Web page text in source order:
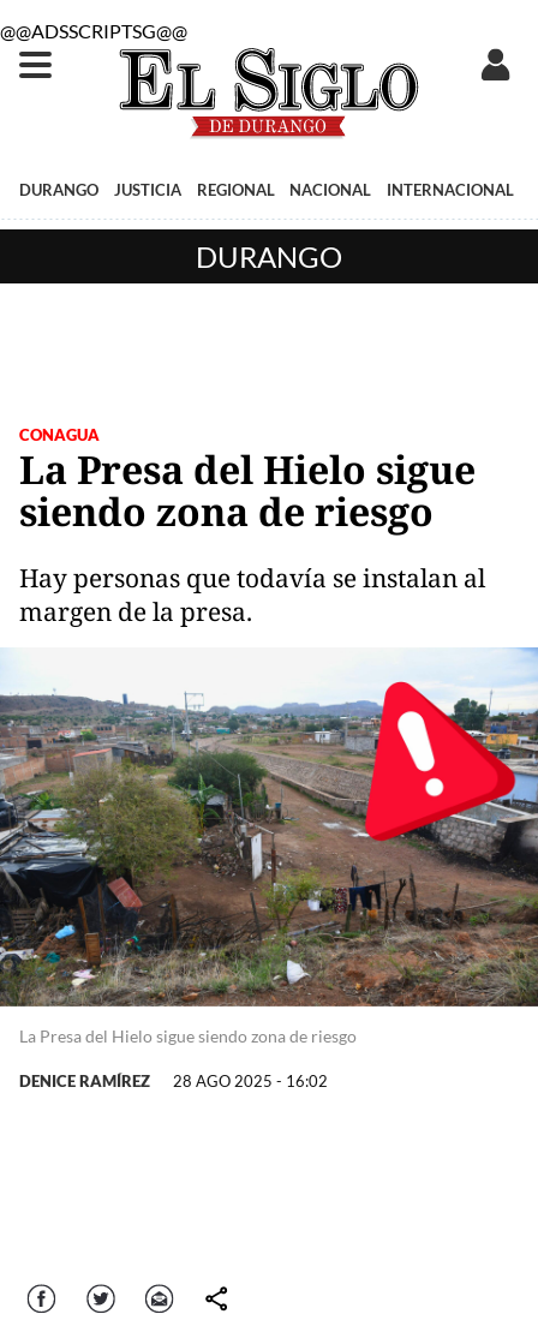
@@ADSSCRIPTSG@@
DURANGO JUSTICIA REGIONAL NACIONAL INTERNACIONAL
DURANGO
CONAGUA
La Presa del Hielo sigue
siendo zona de riesgo
Hay personas que todavía se instalan al
margen de la presa.
La Presa del Hielo sigue siendo zona de riesgo
DENICE RAMÍREZ 28 AGO 2025 - 16:02
Facebook Twitter Correo comparte